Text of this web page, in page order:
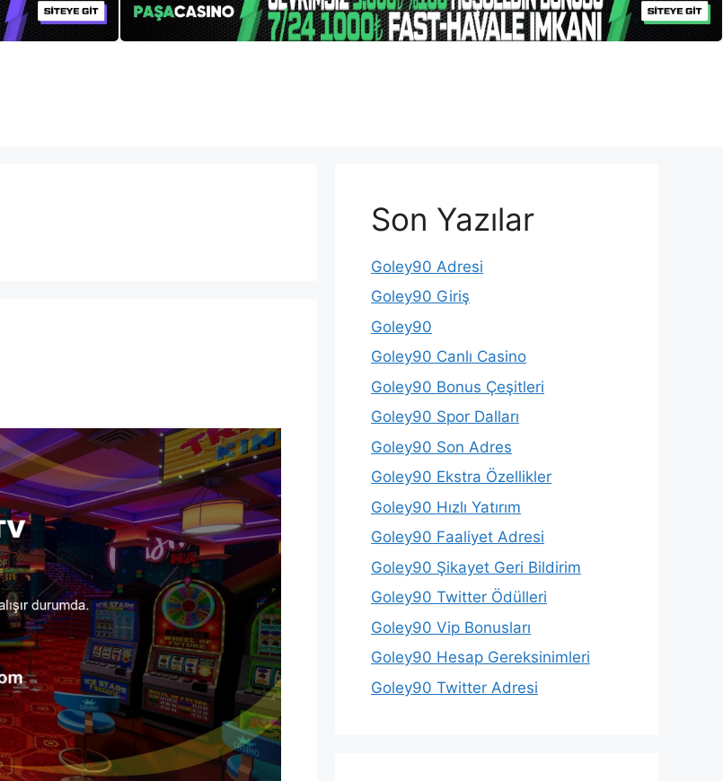
Son Yazılar
Goley90 Adresi
Goley90 Giriş
Goley90
Goley90 Canlı Casino
Goley90 Bonus Çeşitleri
Goley90 Spor Dalları
Goley90 Son Adres
Goley90 Ekstra Özellikler
Goley90 Hızlı Yatırım
Goley90 Faaliyet Adresi
Goley90 Şikayet Geri Bildirim
Goley90 Twitter Ödülleri
Goley90 Vip Bonusları
Goley90 Hesap Gereksinimleri
Goley90 Twitter Adresi